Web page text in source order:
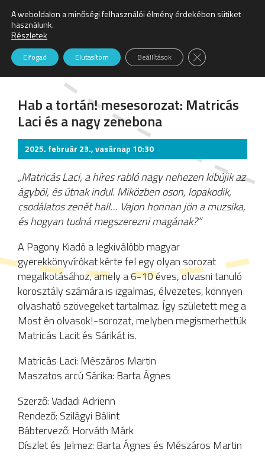
Keresés:
Színház
Hab a tortán! mesesorozat: Matricás
Laci és a nagy zenebona
2025. február 23., vasárnap 10:30
„Matricás Laci, a híres rabló nagy nehezen kibújik az
ágyból, és útnak indul. Miközben oson, lopakodik,
csodálatos zenét hall… Vajon honnan jön a muzsika,
és hogyan tudná megszerezni magának?”
A Pagony Kiadó a legkiválóbb magyar
gyerekkönyvírókat kérte fel egy olyan sorozat
megalkotásához, amely a 6-10 éves, olvasni tanuló
korosztály számára is izgalmas, élvezetes, könnyen
olvasható szövegeket tartalmaz. Így született meg a
Most én olvasok!-sorozat, melyben megismerhettük
Matricás Lacit és Sárikát is.
Matricás Laci: Mészáros Martin
Maszatos arcú Sárika: Barta Ágnes
Szerző: Vadadi Adrienn
Rendező: Szilágyi Bálint
Bábtervező: Horváth Márk
Díszlet és Jelmez: Barta Ágnes és Mészáros Martin
A weboldalon a minőségi felhasználói élmény érdekében sütiket
használunk.
Részletek
Elfogad Elutasítom Beállítások Close GDPR